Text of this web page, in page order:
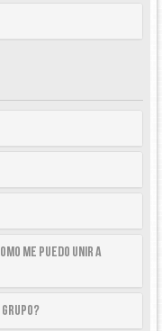
me puedo unir a